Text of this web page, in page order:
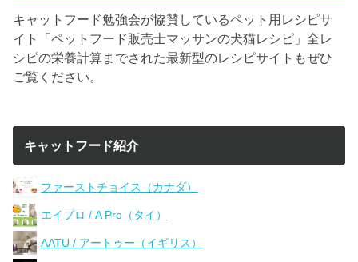
キャットフード勉強会が協賛しているペット用レシピサ
イト「ペットフード販売士マッサンの犬猫レシピ」全レ
シピの栄養計算までされた最新型のレシピサイトもぜひ
ご覧ください。
キャットフード紹介
ファーストチョイス（カナダ）
エイプロ / A Pro（タイ）
AATU / アートゥー（イギリス）